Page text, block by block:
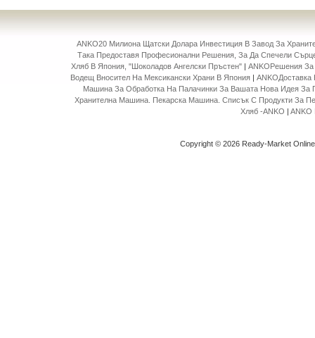
ANKO20 Милиона Щатски Долара Инвестиция В Завод За
Така Предоставя Професионални Решения, За Да Спечели
Хляб В Япония, "Шоколадов Ангелски Пръстен" |ANKOРешения
Водещ Вносител На Мексикански Храни В Япония |
Машина За Обработка На Палачинки За Вашата Нова Идея За
Хранителна Машина. Пекарска Машина. Списък С Продукти За
Хляб -ANKO |ANKO
Copyright © 2026 Ready-Market